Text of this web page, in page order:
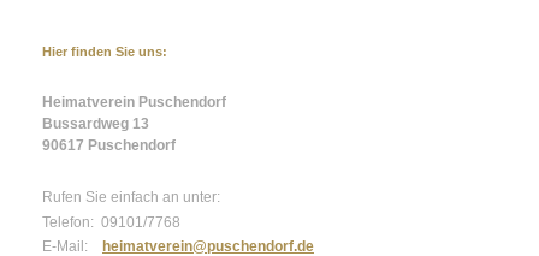
Hier finden Sie uns:
Heimatverein Puschendorf
Bussardweg 13
90617 Puschendorf
Rufen Sie einfach an unter:
Telefon: 09101/7768
E-Mail:
heimatverein@puschendorf.de